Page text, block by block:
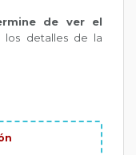
de ver el
detalles de la